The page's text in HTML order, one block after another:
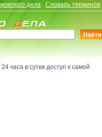
дела
Словарь терминов
в сутки доступ к самой